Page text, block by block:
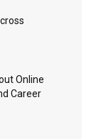
Online
Career